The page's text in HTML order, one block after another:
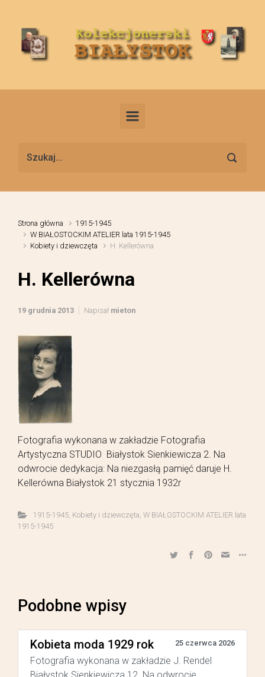
Strona główna
1915-1945
W BIAŁOSTOCKIM ATELIER lata 1915-1945
Kobiety i dziewczęta
H. Kellerówna
H. Kellerówna
19 grudnia 2013 Napisał mieton
Fotografia wykonana w zakładzie Fotografia
Artystyczna STUDIO Białystok Sienkiewicza 2. Na
odwrocie dedykacja: Na niezgasłą pamięć daruje H.
Kellerówna Białystok 21 stycznia 1932r
1915-1945, Kobiety i dziewczęta W BIAŁOSTOCKIM ATELIER lata
1915-1945
Podobne wpisy
Kobieta moda 1929 rok 25 czerwca 2026
Fotografia wykonana w zakładzie J. Rendel